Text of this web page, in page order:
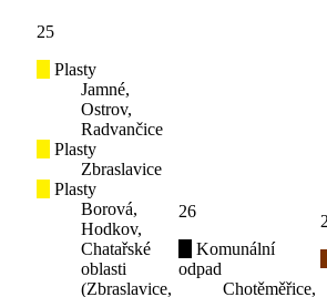
25
Plasty
Jamné,
Ostrov,
Radvančice
Plasty
Zbraslavice
Plasty
Borová,
Hodkov,
Chatařské
oblasti
(Zbraslavice,
26
Komunální
odpad
Chotěměřice,